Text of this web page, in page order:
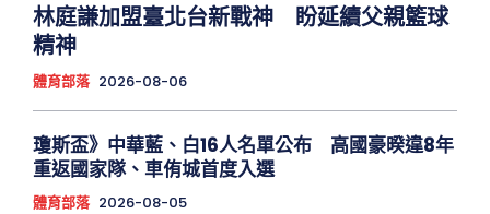
林庭謙加盟臺北台新戰神 盼延續父親籃球
精神
體育部落 2026-08-06
瓊斯盃》中華藍、白16人名單公布 高國豪暌違8年
重返國家隊、車侑城首度入選
體育部落 2026-08-05